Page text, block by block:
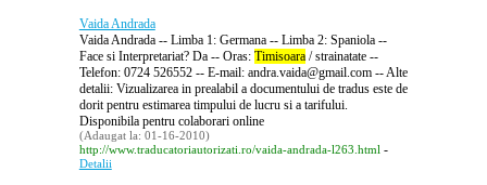
Vaida Andrada
Vaida Andrada -- Limba 1: Germana -- Limba 2: Spaniola --
Face si Interpretariat? Da -- Oras: Timisoara/ strainatate --
Telefon: 0724 526552 -- E-mail: andra.vaida@gmail.com -- Alte
detalii: Vizualizarea in prealabil a documentului de tradus este de
dorit pentru estimarea timpului de lucru si a tarifului.
Disponibila pentru colaborari online
(Adaugat la: 01-16-2010)
http://www.traducatoriautorizati.ro/vaida-andrada-l263.html-
Detalii